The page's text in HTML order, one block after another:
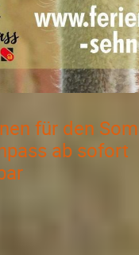
für den
ab sofort